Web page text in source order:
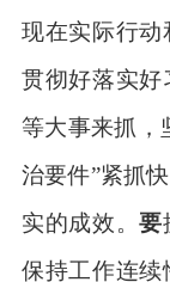
现在实际行动
贯彻好落实好
等大事来抓，
治要件”紧抓
实的成效。要
保持工作连续